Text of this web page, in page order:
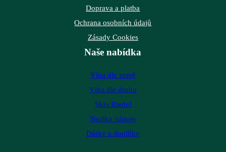
Doprava a platba
Ochrana osobních údajů
Zásady Cookies
Naše nabídka
Vína dle země
Vína dle druhu
Sklo Riedel
Nealko nápoje
Dárky a doplňky